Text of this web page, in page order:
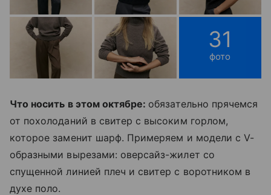
31
фото
Что носить в этом октябре: обязательно прячемся
от похолоданий в свитер с высоким горлом,
которое заменит шарф. Примеряем и модели с V-
образными вырезами: оверсайз-жилет со
спущенной линией плеч и свитер с воротником в
духе поло.